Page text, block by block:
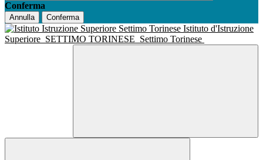
Conferma
Annulla Conferma
Istituto d'Istruzione
Superiore SETTIMO TORINESE Settimo Torinese